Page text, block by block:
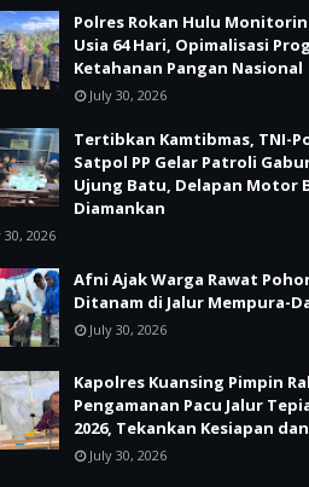
Polres Rokan Hulu
Usia 64 Hari, Opimalisasi
Ketahanan Pangan Nasional
July 30, 2026
Tertibkan Kamtibmas, TNI-
Satpol PP Gelar Patroli
Ujung Batu, Delapan Motor
Diamankan
30, 2026
Afni Ajak Warga Rawat
Ditanam di Jalur Mempura-
July 30, 2026
Kapolres Kuansing Pimpin
Pengamanan Pacu Jalur
2026, Tekankan Kesiapan
July 30, 2026